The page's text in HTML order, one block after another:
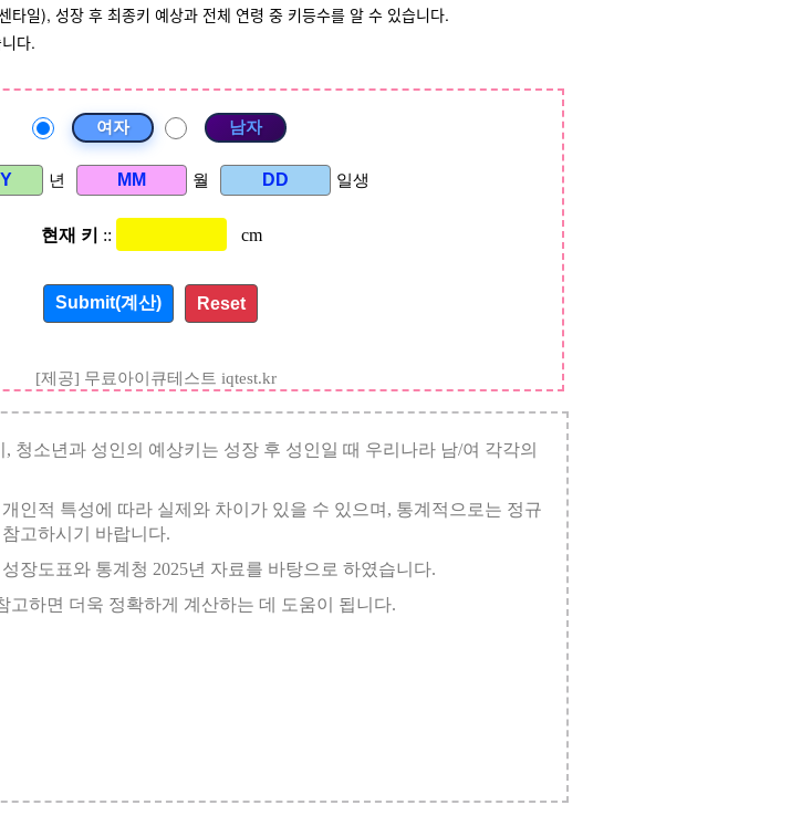
일), 성장 후 최종키 예상과 전체 연령 중 키등수를 알 수 있습니다.
다.